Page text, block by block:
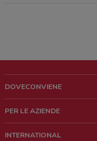
DOVECONVIENE
Chi siamo
PER LE AZIENDE
INTERNATIONAL